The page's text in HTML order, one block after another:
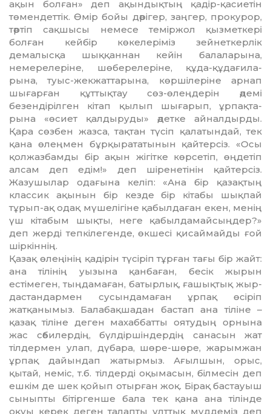
ақын болған» деп ақын­дық­тың қадір-қасиетін
төмен­дет­тік. Өмір бойы дәрігер, заңгер, прокурор,
тәртіп сақшысы немесе теміржол қызметкері
болған кейбір көкелеріміз зейнеткерлік
демалысқа шыққаннан кейін бала­ларына,
немерелеріне, шө­берелеріне, құда-құдағи­ла­
рына, туыс-жекжаттарына, көршілеріне арнап
шығарған құттықтау сөз-өлеңдерін әдемі
безендірілген кітап қылып шығарып, ұрпақ­та­
рына «өсиет қалдыруды» әдетке айналдырды.
Қара сөзбен жазса, тақтан түсіп қалатындай, тек
қа­на өлеңмен бұрқырататынын қайтерсіз. «Осы
қолжазбамды бір ақын жігітке көрсетіп, өңдетіп
алсам деп едім!» деп шіренетінін қайтерсіз.
Жазушылар одағына келіп: «Ана бір қазақтың
классик ақынын бір кезде бір кітабы шық­пай
тұрып-ақ одақ мүшелі­гіне қабылдаған екен, менің
үш кітабым шықты, неге қабылда­майсыңдер?»
деп жерді тепкіле­ген­де, өкшесі қисаймайды ғой
шіркіннің.
Қазақ өлеңінің қадірін түсіріп тұрған тағы бір жайт:
ана тілінің уызына қанбаған, бесік жырын
естімеген, тыңдамаған, батыр­лық, ғашықтық жыр-
дастандар­мен сусындамаған ұрпақ өсіріп
жатқанымыз. Балабақшадан бастап ана тіліне –
қазақ тіліне деген махаббатты оятудың орнына
жас сәбилердің, бүлдір­шін­дердің санасын жат
тілдермен ул­ап, дүбара, шөре-шөре, жарымжан
ұрпақ дайындап жатырмыз. Ағылшын, орыс,
қытай, не­міс, т.б. тілдерді оқымасын, біл­месін деп
ешкім де шек қойып отырған жоқ. Бірақ бастауыш
сыныпты бітіргенше бала тек қана ана тілінде
оқуы керек деген талапты ұлттық мүддеміз деп